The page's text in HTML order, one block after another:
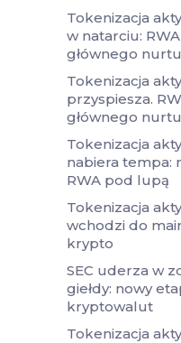
Tokenizacja
w natarciu:
głównego nurtu
Tokenizacja
przyspiesza.
głównego nurtu
Tokenizacja
nabiera tempa:
RWA pod lupą
Tokenizacja
wchodzi do
krypto
SEC uderza w
giełdy: nowy
kryptowalut
Tokenizacja